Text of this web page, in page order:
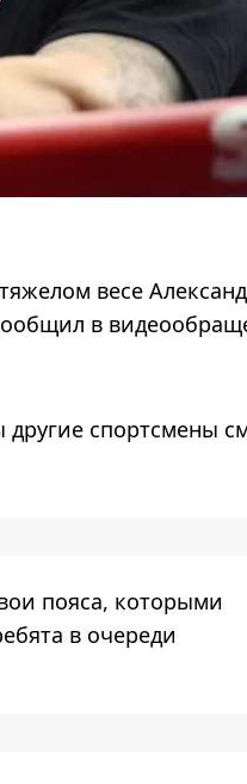
весе
в
спортсмены
пояса, которыми
в очереди